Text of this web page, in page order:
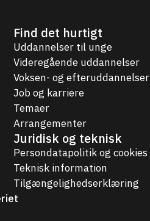
Find det hurtigt
Uddannelser til unge
Videregående uddannelser
Voksen- og efteruddannelser
Job og karriere
Temaer
Arrangementer
Juridisk og teknisk
Persondatapolitik og cookies
Teknisk information
Tilgængelighedserklæring